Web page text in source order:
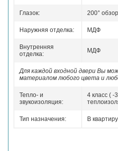
Глазок: 200°
Наружняя отделка: МДФ
Внутренняя
отделка:
МДФ
Для каждой входной двери Вы
материалом любого цвета и
Тепло- и
звукоизоляция:
4 класс (
Тип назначения: В квартиру